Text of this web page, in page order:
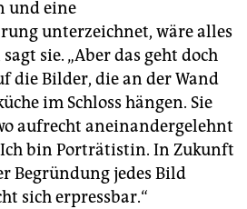
und eine
unterzeichnet, wäre alles
sagt sie. „Aber das geht doch
die Bilder, die an der Wand
im Schloss hängen. Sie
aufrecht aneinandergelehnt
bin Porträtistin. In Zukunft
Begründung jedes Bild
sich erpressbar.“